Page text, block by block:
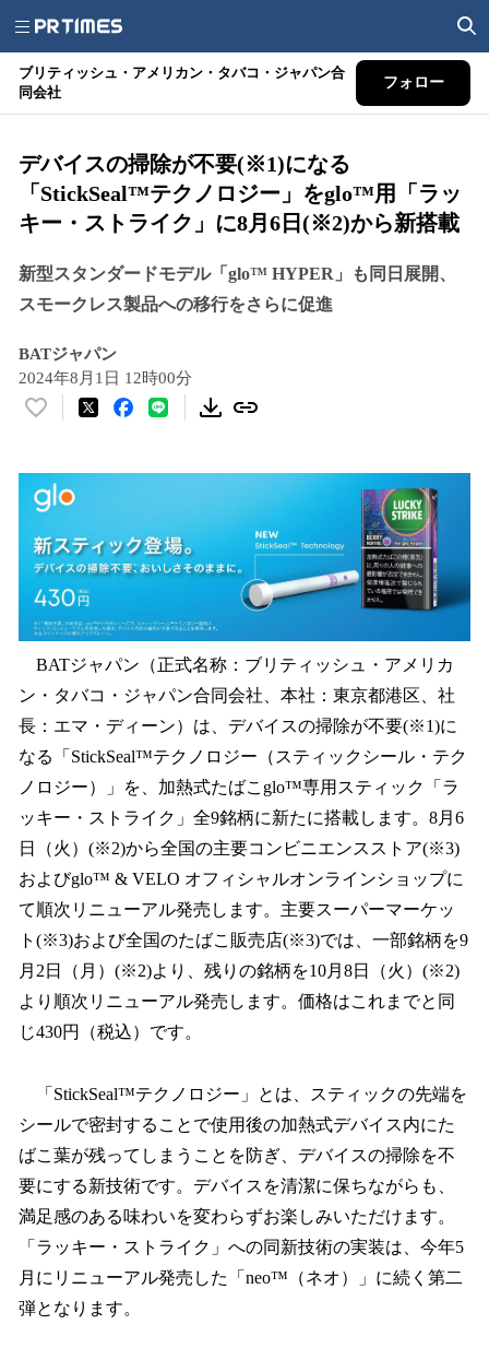
ブリティッシュ・アメリカン・タバコ・ジャパン合
同会社
フォロー
デバイスの掃除が不要(※1)になる
「StickSeal™テクノロジー」をglo™用「ラッ
キー・ストライク」に8月6日(※2)から新搭載
新型スタンダードモデル「glo™ HYPER」も同日展開、
スモークレス製品への移行をさらに促進
BATジャパン
2024年8月1日 12時00分
い
！
数
を
読
み
込
み
中
で
す
BATジャパン（正式名称：ブリティッシュ・アメリカ
ン・タバコ・ジャパン合同会社、本社：東京都港区、社
長：エマ・ディーン）は、デバイスの掃除が不要(※1)に
なる「StickSeal™テクノロジー（スティックシール・テク
ノロジー）」を、加熱式たばこglo™専用スティック「ラ
ッキー・ストライク」全9銘柄に新たに搭載します。8月6
日（火）(※2)から全国の主要コンビニエンスストア(※3)
およびglo™ & VELO オフィシャルオンラインショップに
て順次リニューアル発売します。主要スーパーマーケッ
ト(※3)および全国のたばこ販売店(※3)では、一部銘柄を9
月2日（月）(※2)より、残りの銘柄を10月8日（火）(※2)
より順次リニューアル発売します。価格はこれまでと同
じ430円（税込）です。
「StickSeal™テクノロジー」とは、スティックの先端を
シールで密封することで使用後の加熱式デバイス内にた
ばこ葉が残ってしまうことを防ぎ、デバイスの掃除を不
要にする新技術です。デバイスを清潔に保ちながらも、
満足感のある味わいを変わらずお楽しみいただけます。
「ラッキー・ストライク」への同新技術の実装は、今年5
月にリニューアル発売した「neo™（ネオ）」に続く第二
弾となります。